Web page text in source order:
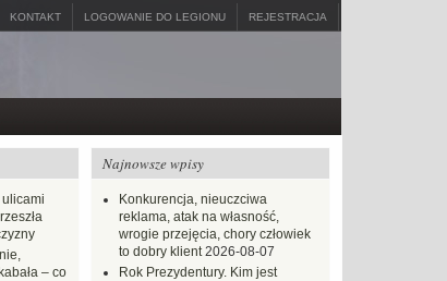
KONTAKT LOGOWANIE DO LEGIONU REJESTRACJA
Najnowsze wpisy
Konkurencja, nieuczciwa
reklama, atak na własność,
wrogie przejęcia, chory człowiek
to dobry klient 2026-08-07
Rok Prezydentury. Kim jest
– co